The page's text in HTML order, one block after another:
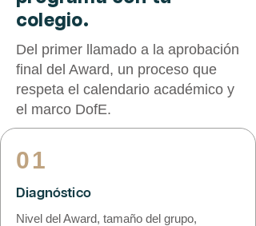
colegio.
Del primer llamado a la aprobación
final del Award, un proceso que
respeta el calendario académico y
el marco DofE.
01
Diagnóstico
Nivel del Award, tamaño del grupo,